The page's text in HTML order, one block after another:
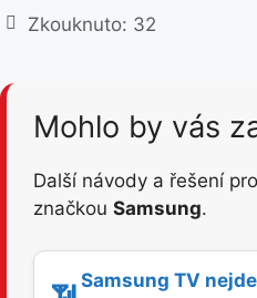
Zkouknuto: 32
Mohlo by vás
Další návody a řešení
značkou Samsung.
Samsung TV